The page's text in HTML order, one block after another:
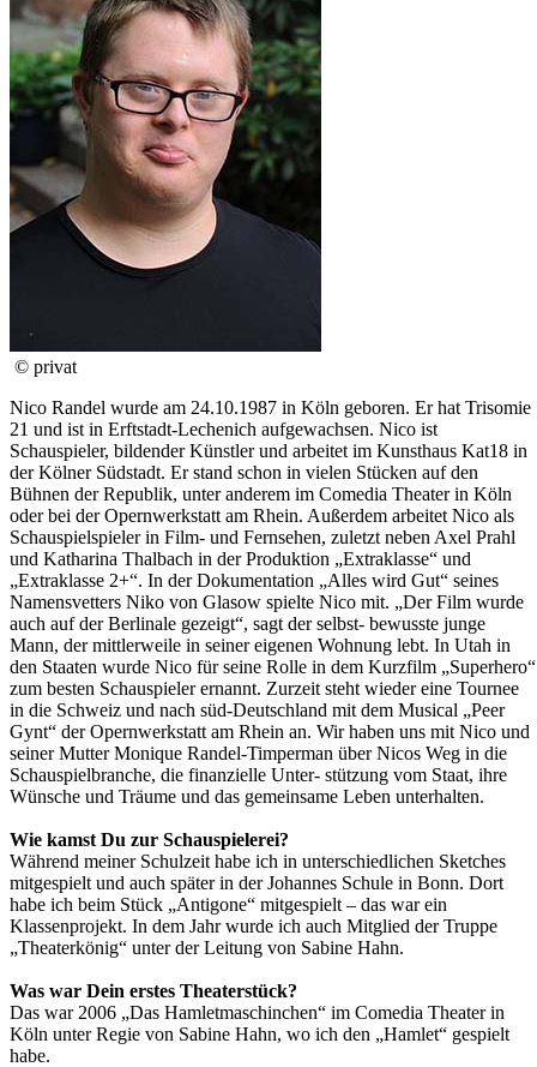
© privat
Nico Randel wurde am 24.10.1987 in Köln geboren. Er hat Trisomie
21 und ist in Erftstadt-Lechenich aufgewachsen. Nico ist
Schauspieler, bildender Künstler und arbeitet im Kunsthaus Kat18 in
der Kölner Südstadt. Er stand schon in vielen Stücken auf den
Bühnen der Republik, unter anderem im Comedia Theater in Köln
oder bei der Opernwerkstatt am Rhein. Außerdem arbeitet Nico als
Schauspielspieler in Film- und Fernsehen, zuletzt neben Axel Prahl
und Katharina Thalbach in der Produktion „Extraklasse“ und
„Extraklasse 2+“. In der Dokumentation „Alles wird Gut“ seines
Namensvetters Niko von Glasow spielte Nico mit. „Der Film wurde
auch auf der Berlinale gezeigt“, sagt der selbst- bewusste junge
Mann, der mittlerweile in seiner eigenen Wohnung lebt. In Utah in
den Staaten wurde Nico für seine Rolle in dem Kurzfilm „Superhero“
zum besten Schauspieler ernannt. Zurzeit steht wieder eine Tournee
in die Schweiz und nach süd-Deutschland mit dem Musical „Peer
Gynt“ der Opernwerkstatt am Rhein an. Wir haben uns mit Nico und
seiner Mutter Monique Randel-Timperman über Nicos Weg in die
Schauspielbranche, die finanzielle Unter- stützung vom Staat, ihre
Wünsche und Träume und das gemeinsame Leben unterhalten.
Wie kamst Du zur Schauspielerei?
Während meiner Schulzeit habe ich in unterschiedlichen Sketches
mitgespielt und auch später in der Johannes Schule in Bonn. Dort
habe ich beim Stück „Antigone“ mitgespielt – das war ein
Klassenprojekt. In dem Jahr wurde ich auch Mitglied der Truppe
„Theaterkönig“ unter der Leitung von Sabine Hahn.
Was war Dein erstes Theaterstück?
Das war 2006 „Das Hamletmaschinchen“ im Comedia Theater in
Köln unter Regie von Sabine Hahn, wo ich den „Hamlet“ gespielt
habe.